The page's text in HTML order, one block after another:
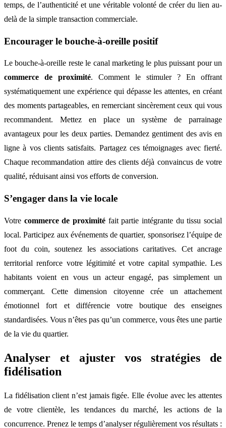
temps, de l’authenticité et une véritable volonté de créer du lien au-
delà de la simple transaction commerciale.
Encourager le bouche-à-oreille positif
Le bouche-à-oreille reste le canal marketing le plus puissant pour un
commerce de proximité. Comment le stimuler ? En offrant
systématiquement une expérience qui dépasse les attentes, en créant
des moments partageables, en remerciant sincèrement ceux qui vous
recommandent. Mettez en place un système de parrainage
avantageux pour les deux parties. Demandez gentiment des avis en
ligne à vos clients satisfaits. Partagez ces témoignages avec fierté.
Chaque recommandation attire des clients déjà convaincus de votre
qualité, réduisant ainsi vos efforts de conversion.
S’engager dans la vie locale
Votre commerce de proximité fait partie intégrante du tissu social
local. Participez aux événements de quartier, sponsorisez l’équipe de
foot du coin, soutenez les associations caritatives. Cet ancrage
territorial renforce votre légitimité et votre capital sympathie. Les
habitants voient en vous un acteur engagé, pas simplement un
commerçant. Cette dimension citoyenne crée un attachement
émotionnel fort et différencie votre boutique des enseignes
standardisées. Vous n’êtes pas qu’un commerce, vous êtes une partie
de la vie du quartier.
Analyser et ajuster vos stratégies de
fidélisation
La fidélisation client n’est jamais figée. Elle évolue avec les attentes
de votre clientèle, les tendances du marché, les actions de la
concurrence. Prenez le temps d’analyser régulièrement vos résultats :